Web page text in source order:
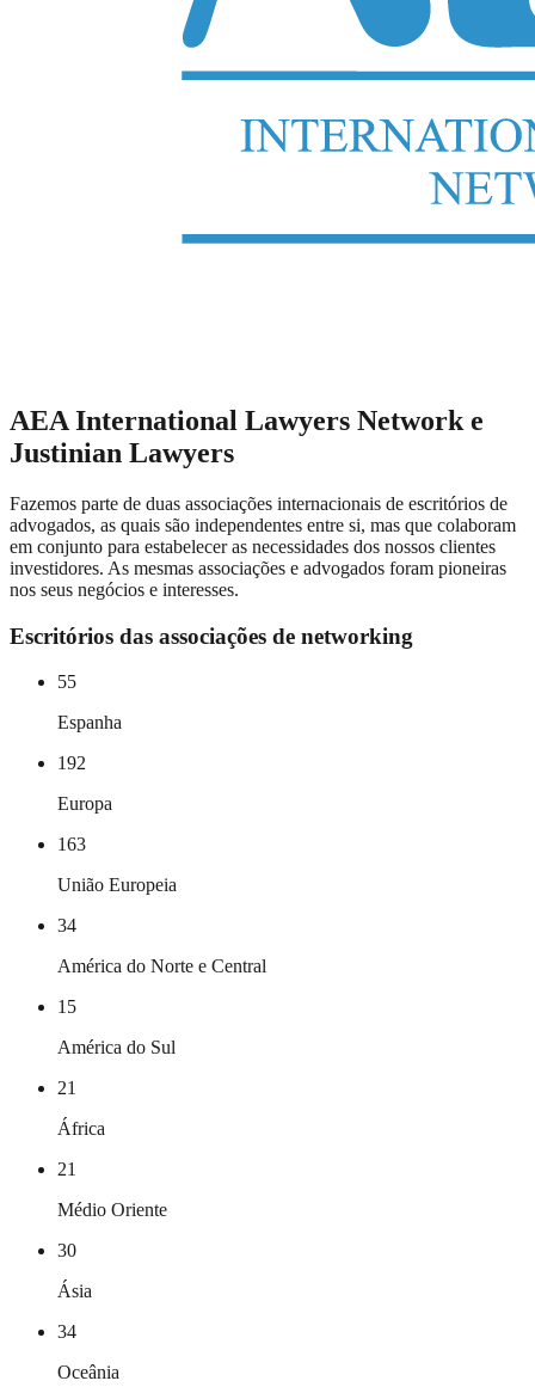
AEA International Lawyers Network e
Justinian Lawyers
Fazemos parte de duas associações internacionais de escritórios de
advogados, as quais são independentes entre si, mas que colaboram
em conjunto para estabelecer as necessidades dos nossos clientes
investidores. As mesmas associações e advogados foram pioneiras
nos seus negócios e interesses.
Escritórios das associações de networking
55
Espanha
192
Europa
163
União Europeia
34
América do Norte e Central
15
América do Sul
21
África
21
Médio Oriente
30
Ásia
34
Oceânia